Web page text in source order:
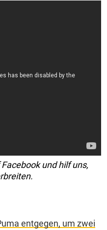
und hilf uns,
entgegen, um zwei